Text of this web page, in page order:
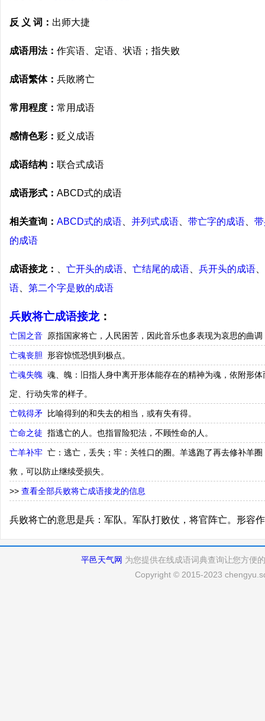
反 义 词： 出师大捷
成语用法： 作宾语、定语、状语；指失败
成语繁体： 兵敗將亡
常用程度： 常用成语
感情色彩： 贬义成语
成语结构： 联合式成语
成语形式： ABCD式的成语
相关查询： ABCD式的成语 并列式成语 带亡字的成语
的成语
成语接龙： 亡开头的成语 亡结尾的成语 兵开头的成语
语
第二个字是败的成语
兵败将亡成语接龙：
亡国之音 原指国家将亡，人民困苦，因此音乐也多表现为哀思的曲
亡魂丧胆 形容惊慌恐惧到极点。
亡魂失魄 魂、魄：旧指人身中离开形体能存在的精神为魂，依附形
定、行动失常的样子。
亡戟得矛 比喻得到的和失去的相当，或有失有得。
亡命之徒 指逃亡的人。也指冒险犯法，不顾性命的人。
亡羊补牢 亡：逃亡，丢失；牢：关牲口的圈。羊逃跑了再去修补羊
救，可以防止继续受损失。
>> 查看全部兵败将亡成语接龙的信息
兵败将亡的意思是兵：军队。军队打败仗，将官阵亡。形容
平邑天气网 为您提供在线成语词典查询让您方便
Copyright © 2015-2023